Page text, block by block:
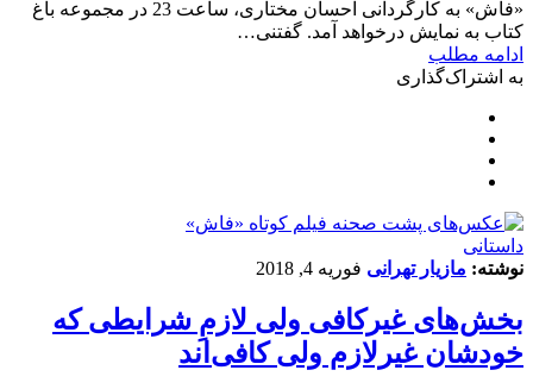
«فاش» به کارگردانی احسان مختاری، ساعت 23 در مجموعه باغ
کتاب به نمایش درخواهد آمد. گفتنی…
ادامه مطلب
به اشتراک‌گذاری
داستانی
نوشته: مازیار تهرانی فوریه 4, 2018
بخش‌های غیرکافی ولی لازمِ شرایطی که
خودشان غیرلازم ولی کافی‌اند